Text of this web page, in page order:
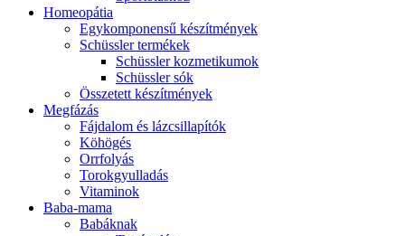
Homeopátia
Egykomponensű készítmények
Schüssler termékek
Schüssler kozmetikumok
Schüssler sók
Összetett készítmények
Megfázás
Fájdalom és lázcsillapítók
Köhögés
Orrfolyás
Torokgyulladás
Vitaminok
Baba-mama
Babáknak